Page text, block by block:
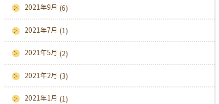
2021年9月 (6)
2021年7月 (1)
2021年5月 (2)
2021年2月 (3)
2021年1月 (1)